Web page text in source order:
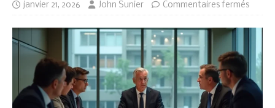
janvier 21, 2026 John Sunier Commentaires fermés